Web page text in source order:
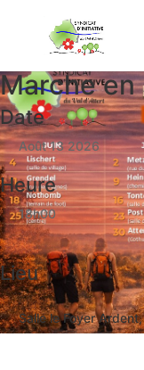
Marche en
Date
Août 13 2026
Heure
18h00
Lieu
Salle le Foyer